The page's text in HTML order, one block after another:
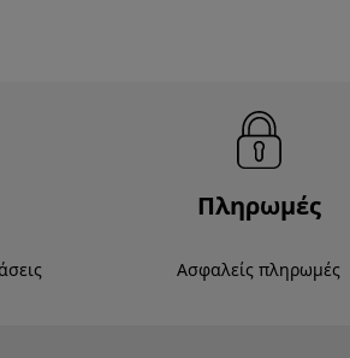
Πληρωμές
Ασφαλείς πληρωμές